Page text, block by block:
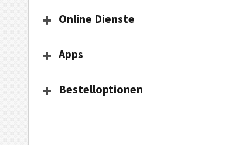
Online Dienste
Apps
Bestelloptionen